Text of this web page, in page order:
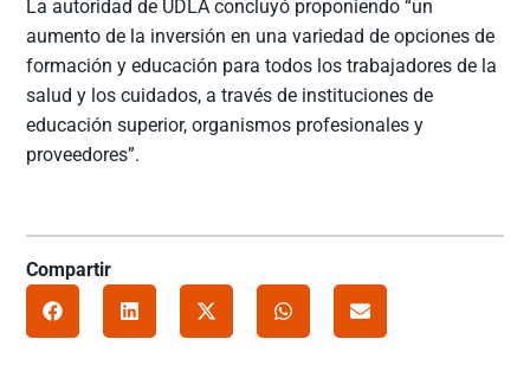
La autoridad de UDLA concluyó proponiendo “un
aumento de la inversión en una variedad de opciones de
formación y educación para todos los trabajadores de la
salud y los cuidados, a través de instituciones de
educación superior, organismos profesionales y
proveedores”.
Compartir